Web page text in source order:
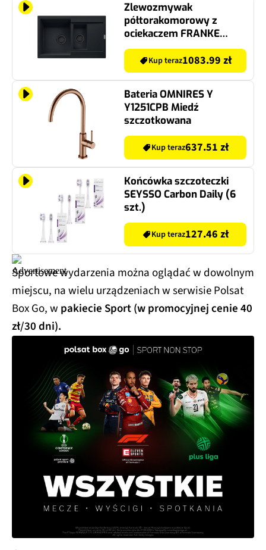
Zlewozmywak
półtorakomorowy z
ociekaczem FRANKE
Maris MRG 651-78
114.0693.532 Czarny
matowy 50x78
Kup teraz1083.99 zł
Bateria OMNIRES Y
Y1251CPB Miedź
szczotkowana
Kup teraz637.51 zł
Końcówka szczoteczki
SEYSSO Carbon Daily (6
szt.)
Kup teraz127.46 zł
Sportowe wydarzenia można oglądać w dowolnym
miejscu, na wielu urządzeniach w serwisie Polsat
Box Go, w pakiecie Sport (w promocyjnej cenie 40
zł/30 dni).